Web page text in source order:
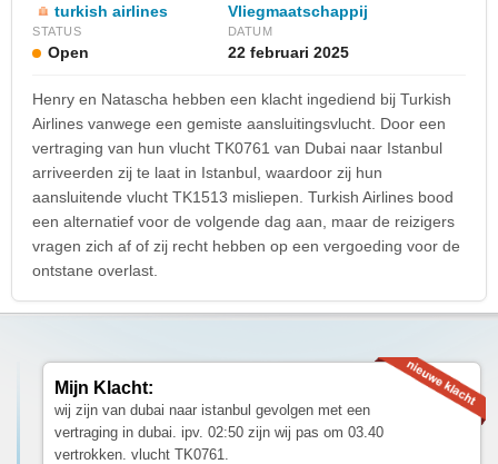
turkish airlines Vliegmaatschappij
STATUS
Open
DATUM
22 februari 2025
Henry en Natascha hebben een klacht ingediend bij Turkish
Airlines vanwege een gemiste aansluitingsvlucht. Door een
vertraging van hun vlucht TK0761 van Dubai naar Istanbul
arriveerden zij te laat in Istanbul, waardoor zij hun
aansluitende vlucht TK1513 misliepen. Turkish Airlines bood
een alternatief voor de volgende dag aan, maar de reizigers
vragen zich af of zij recht hebben op een vergoeding voor de
ontstane overlast.
Mijn Klacht:
wij zijn van dubai naar istanbul gevolgen met een
vertraging in dubai. ipv. 02:50 zijn wij pas om 03.40
vertrokken. vlucht TK0761.